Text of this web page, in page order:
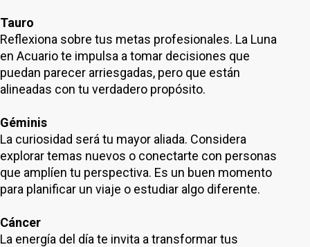
Tauro
Reflexiona sobre tus metas profesionales. La Luna
en Acuario te impulsa a tomar decisiones que
puedan parecer arriesgadas, pero que están
alineadas con tu verdadero propósito.
Géminis
La curiosidad será tu mayor aliada. Considera
explorar temas nuevos o conectarte con personas
que amplíen tu perspectiva. Es un buen momento
para planificar un viaje o estudiar algo diferente.
Cáncer
La energía del día te invita a transformar tus